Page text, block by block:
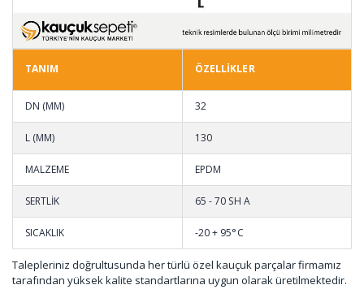
TANIM ÖZELLİKLER
DN (MM) 32
L (MM) 130
MALZEME EPDM
SERTLİK 65 - 70 SH A
SICAKLIK -20 + 95°C
Talepleriniz doğrultusunda her türlü özel kauçuk parçalar firmamız
tarafından yüksek kalite standartlarına uygun olarak üretilmektedir.